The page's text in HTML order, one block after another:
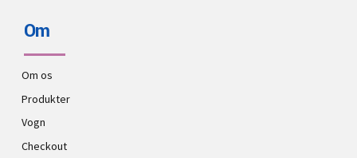
Om
Om os
Produkter
Vogn
Checkout